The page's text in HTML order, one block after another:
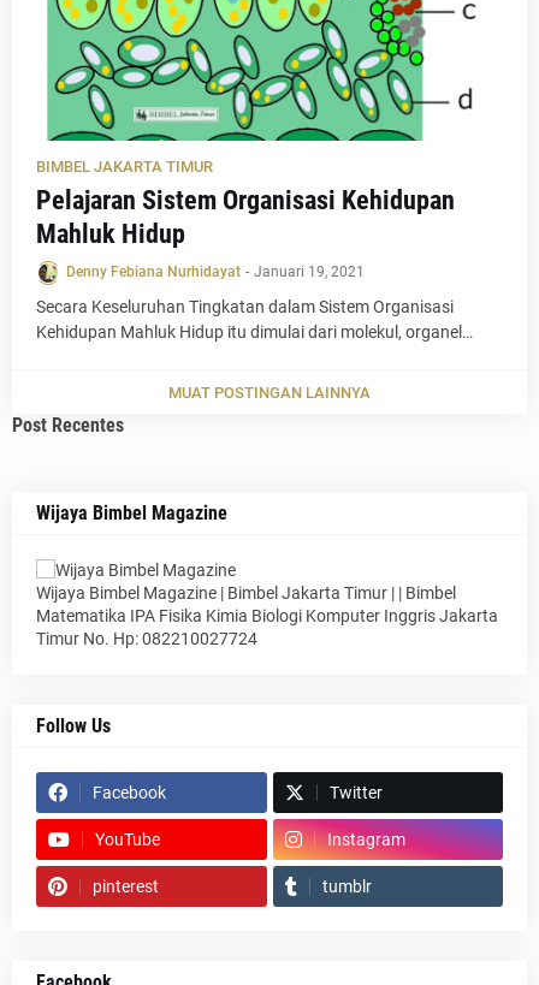
BIMBEL JAKARTA TIMUR
Pelajaran Sistem Organisasi Kehidupan
Mahluk Hidup
Denny Febiana Nurhidayat - Januari 19, 2021
Secara Keseluruhan Tingkatan dalam Sistem Organisasi
Kehidupan Mahluk Hidup itu dimulai dari molekul, organel…
MUAT POSTINGAN LAINNYA
Post Recentes
Wijaya Bimbel Magazine
Wijaya Bimbel Magazine | Bimbel Jakarta Timur | | Bimbel
Matematika IPA Fisika Kimia Biologi Komputer Inggris Jakarta
Timur No. Hp: 082210027724
Follow Us
Facebook Twitter
YouTube Instagram
pinterest tumblr